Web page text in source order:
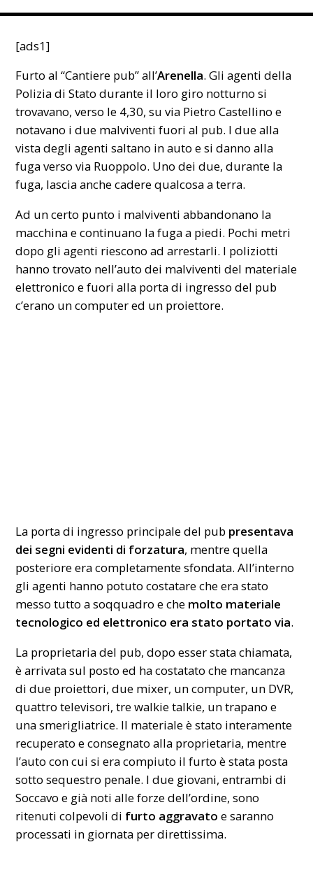
[ads1]
Furto al “Cantiere pub” all’Arenella. Gli agenti della
Polizia di Stato durante il loro giro notturno si
trovavano, verso le 4,30, su via Pietro Castellino e
notavano i due malviventi fuori al pub. I due alla
vista degli agenti saltano in auto e si danno alla
fuga verso via Ruoppolo. Uno dei due, durante la
fuga, lascia anche cadere qualcosa a terra.
Ad un certo punto i malviventi abbandonano la
macchina e continuano la fuga a piedi. Pochi metri
dopo gli agenti riescono ad arrestarli. I poliziotti
hanno trovato nell’auto dei malviventi del materiale
elettronico e fuori alla porta di ingresso del pub
c’erano un computer ed un proiettore.
La porta di ingresso principale del pub presentava
dei segni evidenti di forzatura, mentre quella
posteriore era completamente sfondata. All’interno
gli agenti hanno potuto costatare che era stato
messo tutto a soqquadro e che molto materiale
tecnologico ed elettronico era stato portato via.
La proprietaria del pub, dopo esser stata chiamata,
è arrivata sul posto ed ha costatato che mancanza
di due proiettori, due mixer, un computer, un DVR,
quattro televisori, tre walkie talkie, un trapano e
una smerigliatrice. Il materiale è stato interamente
recuperato e consegnato alla proprietaria, mentre
l’auto con cui si era compiuto il furto è stata posta
sotto sequestro penale. I due giovani, entrambi di
Soccavo e già noti alle forze dell’ordine, sono
ritenuti colpevoli di furto aggravato e saranno
processati in giornata per direttissima.